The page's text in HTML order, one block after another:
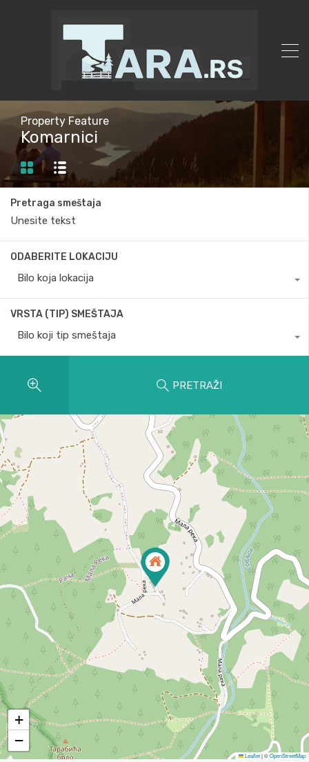
Property Feature
Komarnici
Pretraga smeštaja
ODABERITE LOKACIJU
Bilo koja lokacija
VRSTA (TIP) SMEŠTAJA
Bilo koji tip smeštaja
PRETRAŽI
+
−
Leaflet|©OpenStreetMap